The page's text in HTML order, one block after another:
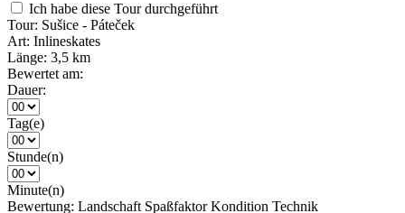
Ich habe diese Tour durchgeführt
Tour: Sušice - Páteček
Art: Inlineskates
Länge: 3,5 km
Bewertet am:
Dauer:
Tag(e)
Stunde(n)
Minute(n)
Bewertung: Landschaft Spaßfaktor Kondition Technik